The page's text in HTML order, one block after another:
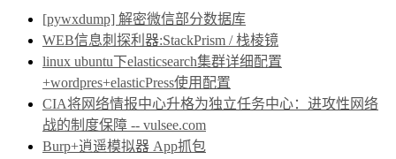
[pywxdump] 解密微信部分数据库
WEB信息刺探利器:StackPrism / 栈棱镜
linux ubuntu下elasticsearch集群详细配置
+wordpres+elasticPress使用配置
CIA将网络情报中心升格为独立任务中心：进攻性网络
战的制度保障 -- vulsee.com
Burp+逍遥模拟器 App抓包